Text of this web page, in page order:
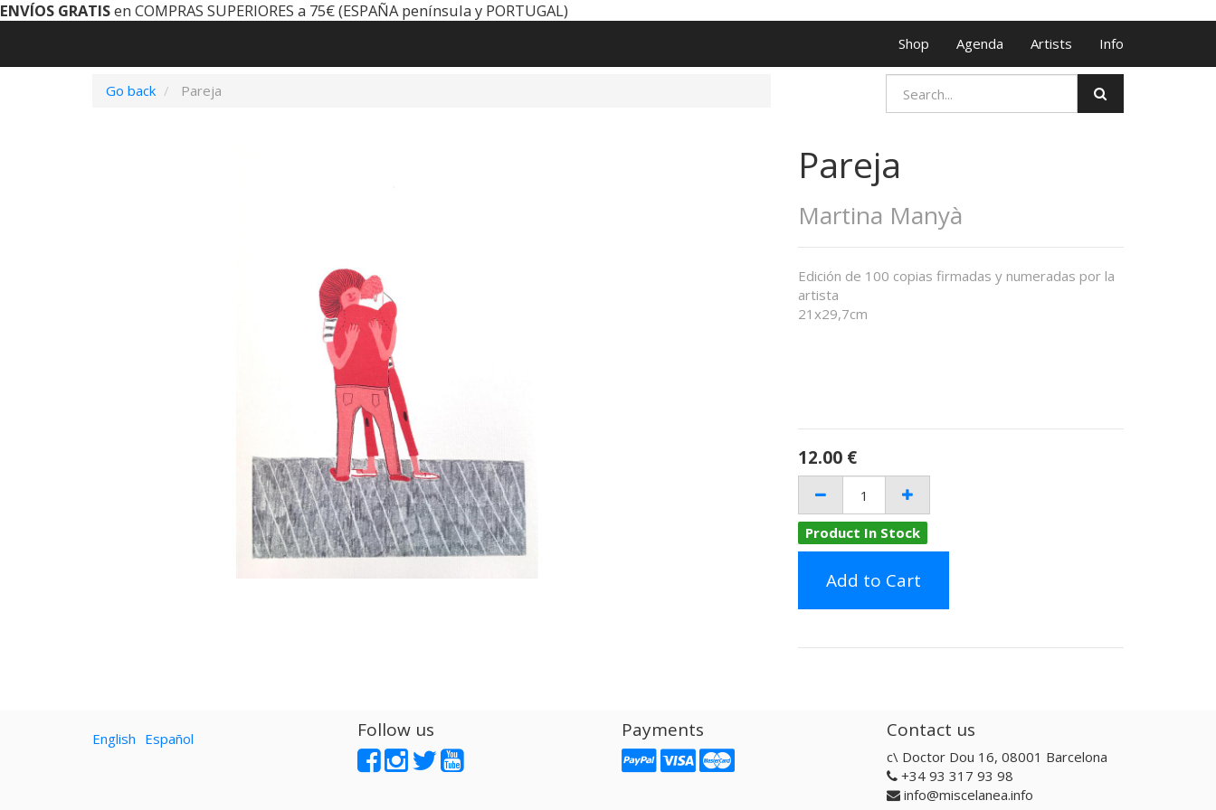
ENVÍOS GRATISen COMPRAS SUPERIORES a 75€ (ESPAÑA península y PORTUGAL)
Shop Agenda Artists Info
Go back Pareja
Pareja
Martina Manyà
Edición de 100 copias firmadas y numeradas por la
artista
21x29,7cm
12.00 €
Product In Stock
Add to Cart
English Español Follow us Payments Contact us
c\ Doctor Dou 16, 08001 Barcelona
+34 93 317 93 98
info@miscelanea.info